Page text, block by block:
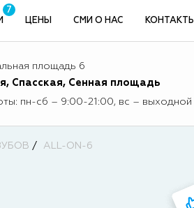
7
ЦЕНЫ
СМИ О НАС КОНТАКТЫ
площадь 6
Спасская, Сенная площадь
пн-сб – 9:00-21:00, вс – выходной
ALL-ON-6